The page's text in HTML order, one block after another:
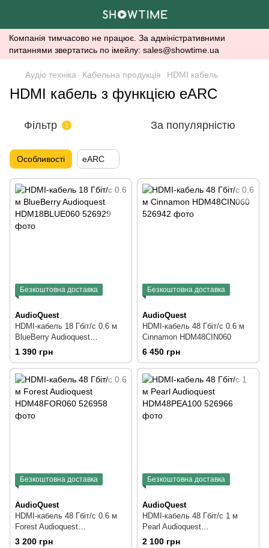
Компанія тимчасово не працює. За адміністративними
питаннями звертатись по імейлу: sales@showtime.ua
Аудіо техніка Кабельна продукція HDMI кабель
HDMI кабель з функцією eARC
Фільтр 1 За популярністю
Особливості eARC
Безкоштовна доставка
AudioQuest
HDMI-кабель 18 Гбіт/с 0.6 м
BlueBerry Audioquest
HDM18BLUE060
1 390 грн
Безкоштовна доставка
AudioQuest
HDMI-кабель 48 Гбіт/с 0.6 м
Cinnamon HDM48CIN060
6 450 грн
Безкоштовна доставка
AudioQuest
HDMI-кабель 48 Гбіт/с 0.6 м
Forest Audioquest
HDM48FOR060
3 200 грн
Безкоштовна доставка
AudioQuest
HDMI-кабель 48 Гбіт/с 1 м
Pearl Audioquest
HDM48PEA100
2 100 грн